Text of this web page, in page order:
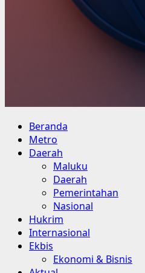
Primary
Menu
Beranda
Metro
Daerah
Maluku
Daerah
Pemerintahan
Nasional
Hukrim
Internasional
Ekbis
Ekonomi & Bisnis